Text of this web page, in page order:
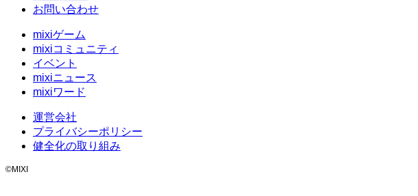
お問い合わせ
mixiゲーム
mixiコミュニティ
イベント
mixiニュース
mixiワード
運営会社
プライバシーポリシー
健全化の取り組み
©MIXI